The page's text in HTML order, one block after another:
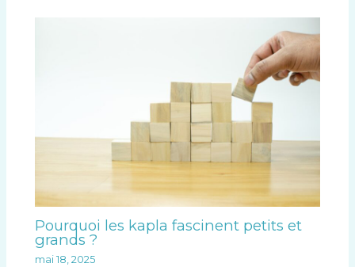
Pourquoi les kapla fascinent petits et
grands ?
mai 18, 2025